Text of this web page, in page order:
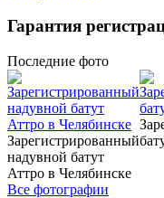
Гарантия
Последние фото
Зарегистрированный
надувной батут
Аттро в Челябинске
Все фотографии